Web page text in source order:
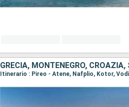
GRECIA, MONTENEGRO,
Itinerario : Pireo - Atene, Nafplio, Kotor,